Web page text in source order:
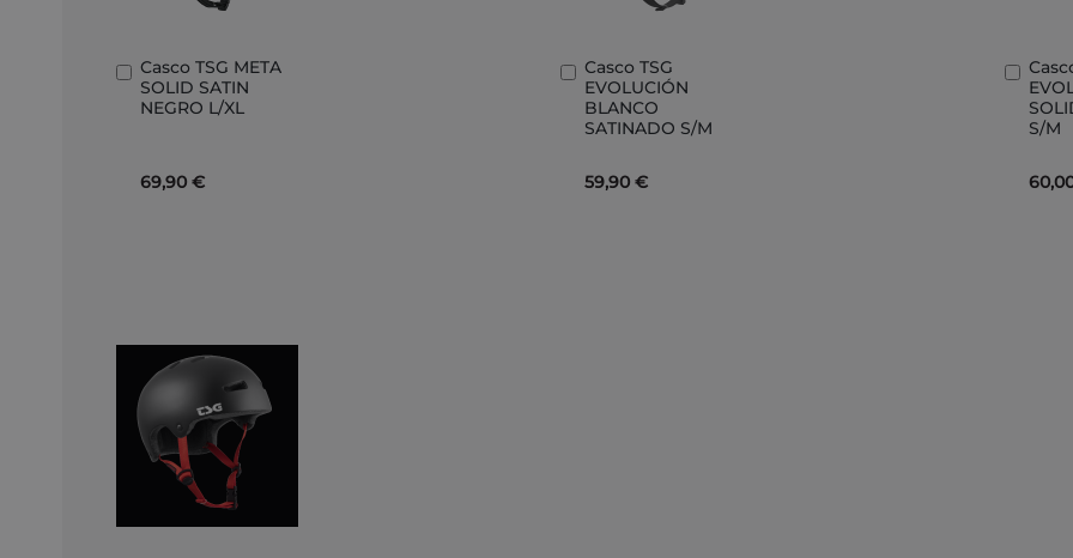
Casco TSG META
SOLID SATIN
NEGRO L/XL
69,90 €
Añadir
al
carrito
Casco TSG
EVOLUCIÓN
BLANCO
SATINADO S/M
59,90 €
Añadir
al
carrito
S/M
al